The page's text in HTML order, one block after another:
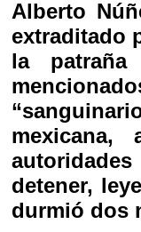
Alberto
extraditado
la
detener,
durmió dos